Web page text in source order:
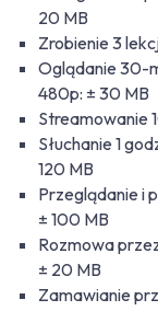
20 MB
Zrobienie 3
Oglądanie 30-
480p: ± 30 MB
Streamowanie
Słuchanie 1
120 MB
Przeglądanie i
± 100 MB
Rozmowa
± 20 MB
Zamawianie